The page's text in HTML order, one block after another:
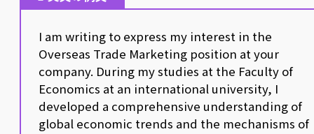
I am writing to express my interest in the
Overseas Trade Marketing position at your
company. During my studies at the Faculty of
Economics at an international university, I
developed a comprehensive understanding of
global economic trends and the mechanisms of